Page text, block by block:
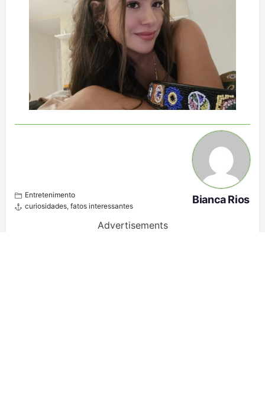
Entretenimento
curiosidades, fatos interessantes
Bianca Rios
Advertisements